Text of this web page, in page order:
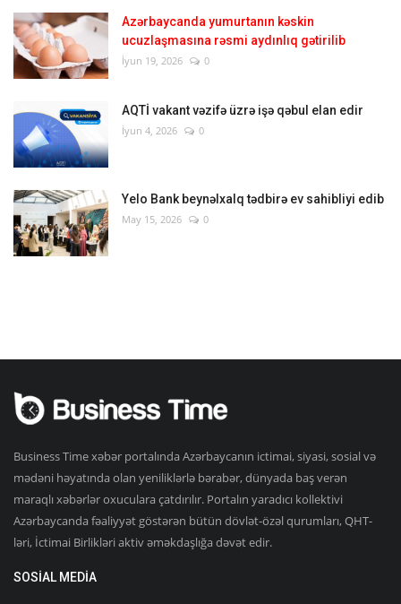
Azərbaycanda yumurtanın kəskin
ucuzlaşmasına rəsmi aydınlıq gətirilib
İyun 19, 2026 0
AQTİ vakant vəzifə üzrə işə qəbul elan edir
İyun 4, 2026 0
Yelo Bank beynəlxalq tədbirə ev sahibliyi edib
May 15, 2026 0
Business Time xəbər portalında Azərbaycanın ictimai, siyasi, sosial və
mədəni həyatında olan yeniliklərlə bərabər, dünyada baş verən
maraqlı xəbərlər oxuculara çatdırılır. Portalın yaradıcı kollektivi
Azərbaycanda fəaliyyət göstərən bütün dövlət-özəl qurumları, QHT-
ləri, İctimai Birlikləri aktiv əməkdaşlığa dəvət edir.
SOSIAL MEDIA